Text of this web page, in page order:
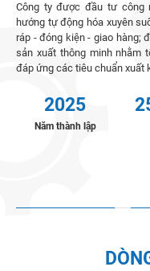
Công ty được đầu tư công
hướng tự động hóa xuyên
ráp - đóng kiện - giao hàng;
sản xuất thông minh nhằm
đáp ứng các tiêu chuẩn xuất
2025
Năm thành lập